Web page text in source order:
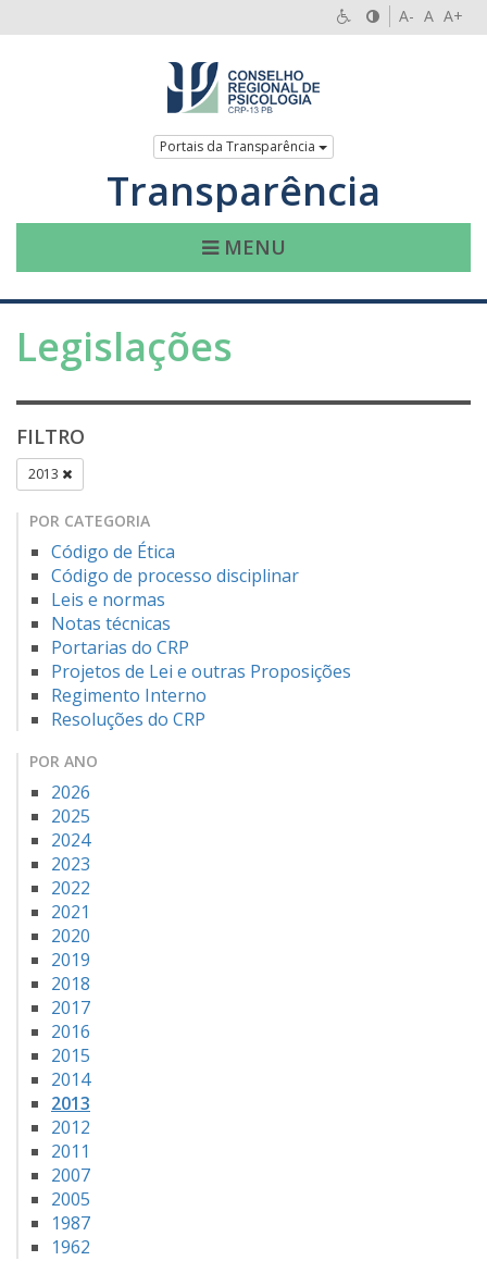
A- A A+
Portais da Transparência
Transparência
MENU
Legislações
FILTRO
2013
POR CATEGORIA
Código de Ética
Código de processo disciplinar
Leis e normas
Notas técnicas
Portarias do CRP
Projetos de Lei e outras Proposições
Regimento Interno
Resoluções do CRP
POR ANO
2026
2025
2024
2023
2022
2021
2020
2019
2018
2017
2016
2015
2014
2013
2012
2011
2007
2005
1987
1962